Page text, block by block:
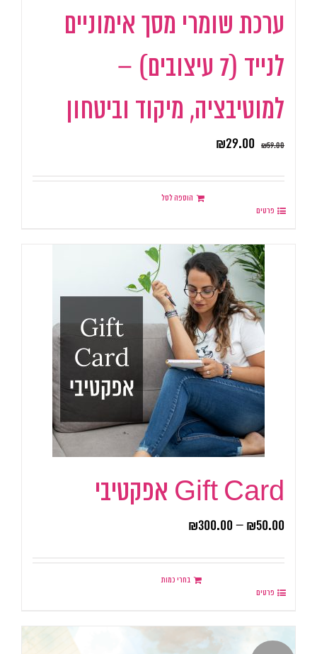
ערכת שומרי מסך אימוניים
לנייד (7 עיצובים) –
למוטיבציה, מיקוד וביטחון
₪59.00
₪29.00
הוספה לסל
פרטים
Gift Card אפקטיבי
₪50.00
–
₪300.00
בחרי כמות
פרטים